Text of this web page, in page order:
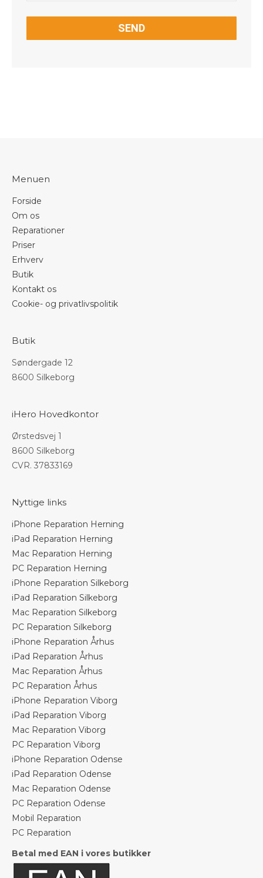
Menuen
Forside
Om os
Reparationer
Priser
Erhverv
Butik
Kontakt os
Cookie- og privatlivspolitik
Butik
Søndergade 12
8600 Silkeborg
iHero Hovedkontor
Ørstedsvej 1
8600 Silkeborg
CVR. 37833169
Nyttige links
iPhone Reparation Herning
iPad Reparation Herning
Mac Reparation Herning
PC Reparation Herning
iPhone Reparation Silkeborg
iPad Reparation Silkeborg
Mac Reparation Silkeborg
PC Reparation Silkeborg
iPhone Reparation Århus
iPad Reparation Århus
Mac Reparation Århus
PC Reparation Århus
iPhone Reparation Viborg
iPad Reparation Viborg
Mac Reparation Viborg
PC Reparation Viborg
iPhone Reparation Odense
iPad Reparation Odense
Mac Reparation Odense
PC Reparation Odense
Mobil Reparation
PC Reparation
Betal med EAN i vores butikker